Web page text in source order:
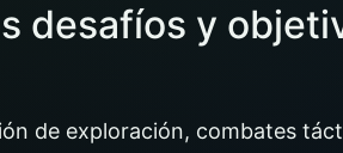
desafíos y
de exploración, combates